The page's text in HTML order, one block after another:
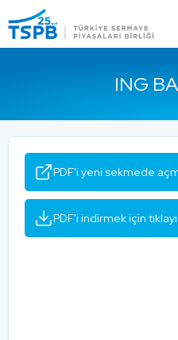
Close
ING
PDF'i yeni sekmede
PDF'i indirmek için